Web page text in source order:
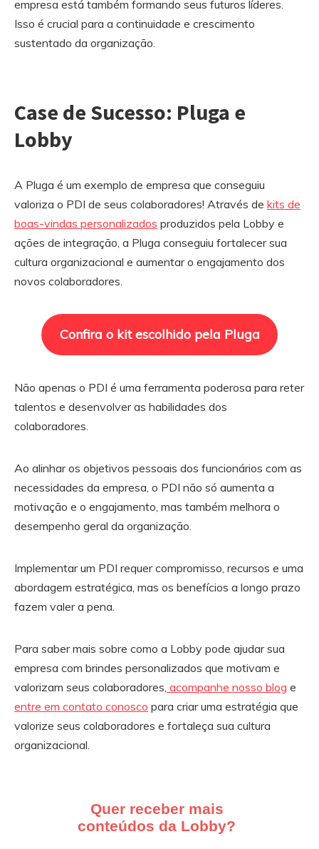
empresa está também formando seus futuros líderes.
Isso é crucial para a continuidade e crescimento
sustentado da organização.
Case de Sucesso: Pluga e
Lobby
A Pluga é um exemplo de empresa que conseguiu
valoriza o PDI de seus colaboradores! Através de kits de
boas-vindas personalizados produzidos pela Lobby e
ações de integração, a Pluga conseguiu fortalecer sua
cultura organizacional e aumentar o engajamento dos
novos colaboradores.
Confira o kit escolhido pela Pluga
Não apenas o PDI é uma ferramenta poderosa para reter
talentos e desenvolver as habilidades dos
colaboradores.
Ao alinhar os objetivos pessoais dos funcionários com as
necessidades da empresa, o PDI não só aumenta a
motivação e o engajamento, mas também melhora o
desempenho geral da organização.
Implementar um PDI requer compromisso, recursos e uma
abordagem estratégica, mas os benefícios a longo prazo
fazem valer a pena.
Para saber mais sobre como a Lobby pode ajudar sua
empresa com brindes personalizados que motivam e
valorizam seus colaboradores, acompanhe nosso blog e
entre em contato conosco para criar uma estratégia que
valorize seus colaboradores e fortaleça sua cultura
organizacional.